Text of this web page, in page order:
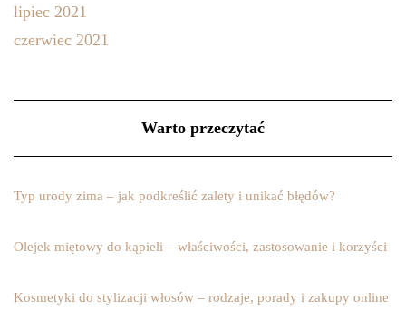
lipiec 2021
czerwiec 2021
Warto przeczytać
Typ urody zima – jak podkreślić zalety i unikać błędów?
Olejek miętowy do kąpieli – właściwości, zastosowanie i korzyści
Kosmetyki do stylizacji włosów – rodzaje, porady i zakupy online